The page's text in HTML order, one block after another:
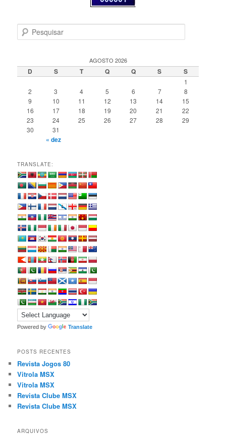
e
u
i
AGOSTO 2026
D S T Q Q S S
1
2
3 4 5 6 7
8
9
10 11 12 13 14
15
16
17 18 19 20 21
22
23
24 25 26 27 28
29
30
31
« dez
TRANSLATE:
Powered by Translate
POSTS RECENTES
Revista Jogos 80
Vitrola MSX
Vitrola MSX
Revista Clube MSX
Revista Clube MSX
ARQUIVOS